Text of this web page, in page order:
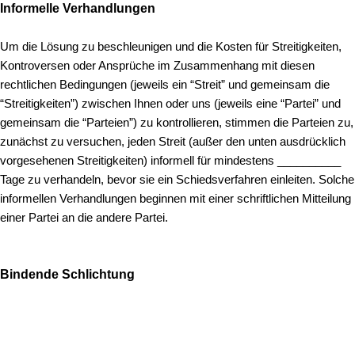
Informelle Verhandlungen
Um die Lösung zu beschleunigen und die Kosten für Streitigkeiten,
Kontroversen oder Ansprüche im Zusammenhang mit diesen
rechtlichen Bedingungen (jeweils ein “Streit” und gemeinsam die
“Streitigkeiten”) zwischen Ihnen oder uns (jeweils eine “Partei” und
gemeinsam die “Parteien”) zu kontrollieren, stimmen die Parteien zu,
zunächst zu versuchen, jeden Streit (außer den unten ausdrücklich
vorgesehenen Streitigkeiten) informell für mindestens __________
Tage zu verhandeln, bevor sie ein Schiedsverfahren einleiten. Solche
informellen Verhandlungen beginnen mit einer schriftlichen Mitteilung
einer Partei an die andere Partei.
Bindende Schlichtung